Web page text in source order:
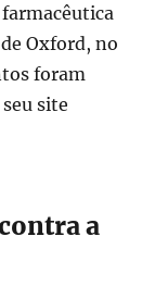
Oxford, no
foram
site
a